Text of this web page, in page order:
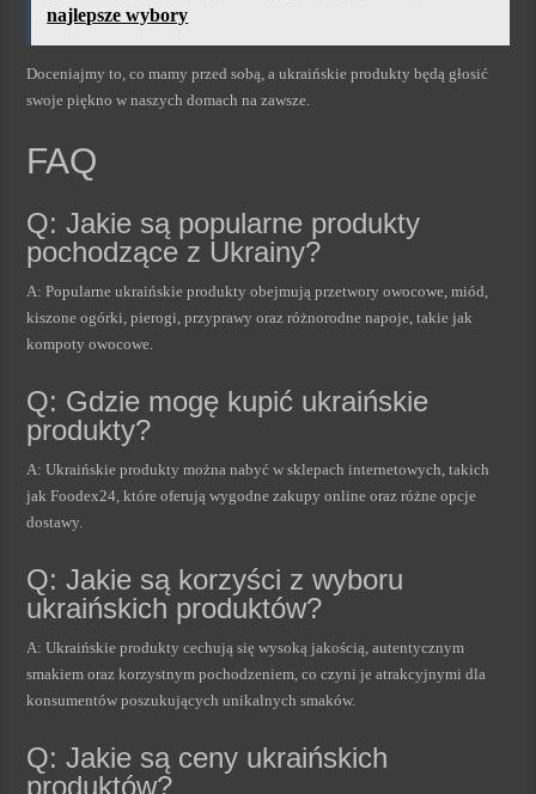
najlepsze wybory
Doceniajmy to, co mamy przed sobą, a ukraińskie produkty będą głosić
swoje piękno w naszych domach na zawsze.
FAQ
Q: Jakie są popularne produkty
pochodzące z Ukrainy?
A: Popularne ukraińskie produkty obejmują przetwory owocowe, miód,
kiszone ogórki, pierogi, przyprawy oraz różnorodne napoje, takie jak
kompoty owocowe.
Q: Gdzie mogę kupić ukraińskie
produkty?
A: Ukraińskie produkty można nabyć w sklepach internetowych, takich
jak Foodex24, które oferują wygodne zakupy online oraz różne opcje
dostawy.
Q: Jakie są korzyści z wyboru
ukraińskich produktów?
A: Ukraińskie produkty cechują się wysoką jakością, autentycznym
smakiem oraz korzystnym pochodzeniem, co czyni je atrakcyjnymi dla
konsumentów poszukujących unikalnych smaków.
Q: Jakie są ceny ukraińskich
produktów?